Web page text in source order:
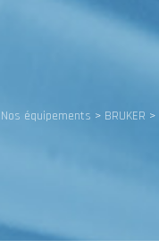
Nos équipements > BRUKER >